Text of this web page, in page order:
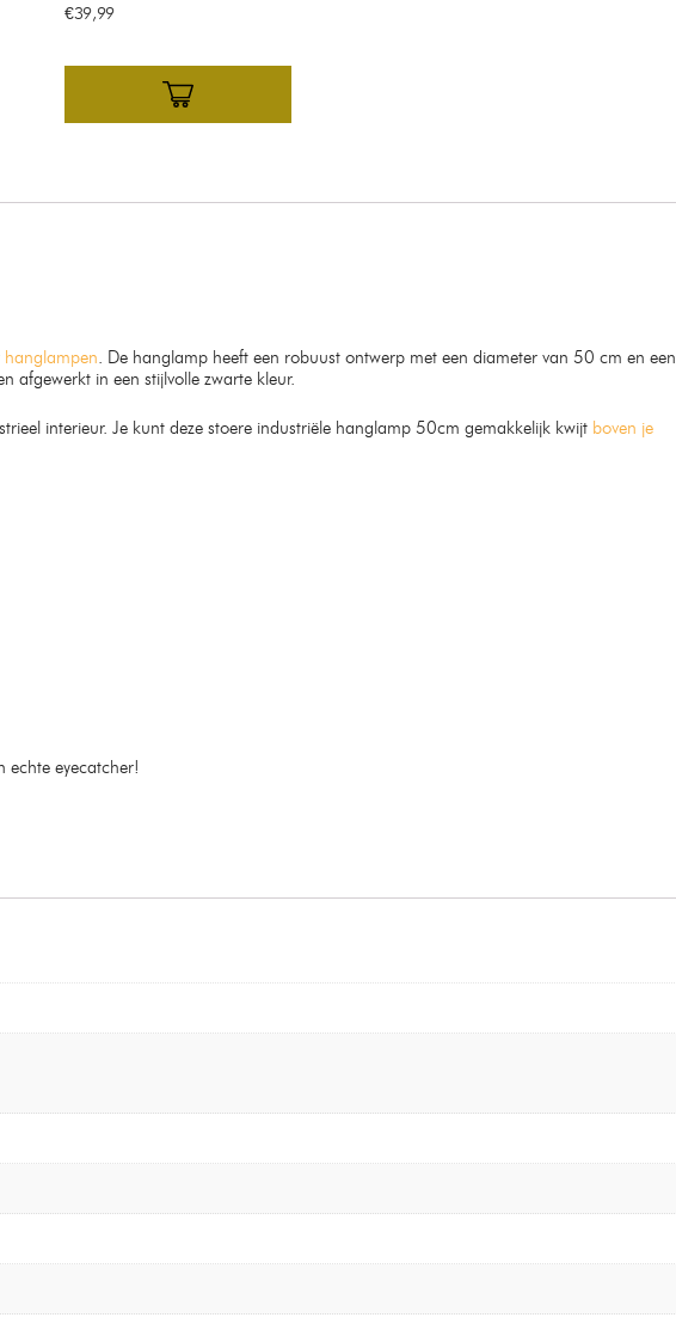
€39,99
hanglampen. De hanglamp heeft een robuust ontwerp met een diameter van 50 cm en een
afgewerkt in een stijlvolle zwarte kleur.
interieur. Je kunt deze stoere industriële hanglamp 50cm gemakkelijk kwijt boven je
echte eyecatcher!